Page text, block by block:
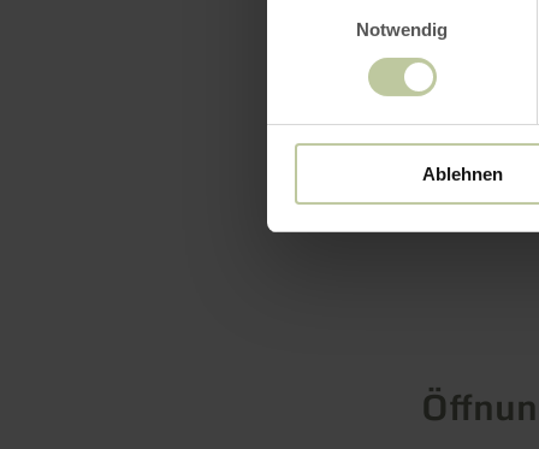
Notwendig
Ablehnen
Pracht